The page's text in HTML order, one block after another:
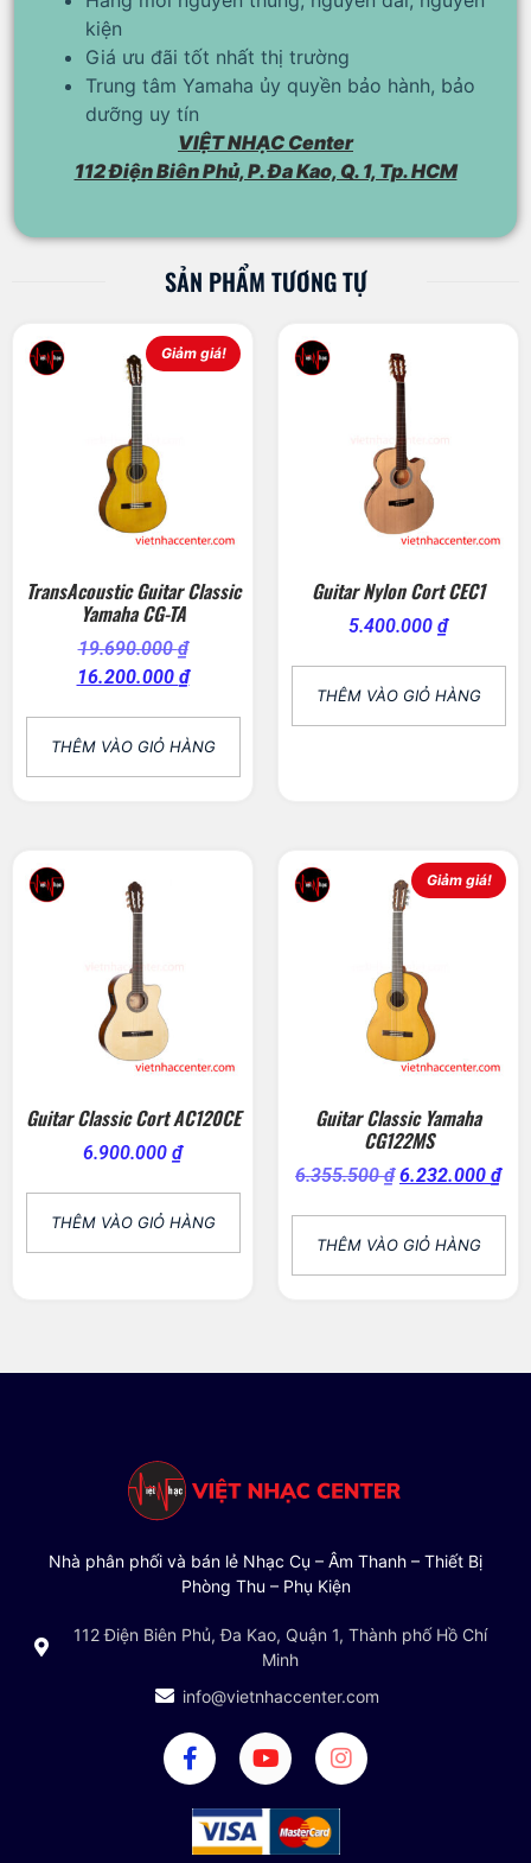
kiện
Giá ưu đãi tốt nhất thị trường
Trung tâm Yamaha ủy quyền bảo hành, bảo
dưỡng uy tín
VIỆT NHẠC Center
112 Điện Biên Phủ, P. Đa Kao, Q. 1, Tp. HCM
SẢN PHẨM TƯƠNG TỰ
Giảm giá!
TransAcoustic Guitar Classic
Yamaha CG-TA
19.690.000₫
16.200.000 ₫
THÊM VÀO GIỎ HÀNG
Guitar Nylon Cort CEC1
5.400.000 ₫
THÊM VÀO GIỎ HÀNG
Guitar Classic Cort AC120CE
6.900.000 ₫
THÊM VÀO GIỎ HÀNG
Giảm giá!
Guitar Classic Yamaha
CG122MS
6.355.500₫ 6.232.000 ₫
THÊM VÀO GIỎ HÀNG
Nhà phân phối và bán lẻ Nhạc Cụ – Âm Thanh – Thiết Bị
Phòng Thu – Phụ Kiện
112 Điện Biên Phủ, Đa Kao, Quận 1, Thành phố Hồ Chí
Minh
info@vietnhaccenter.com